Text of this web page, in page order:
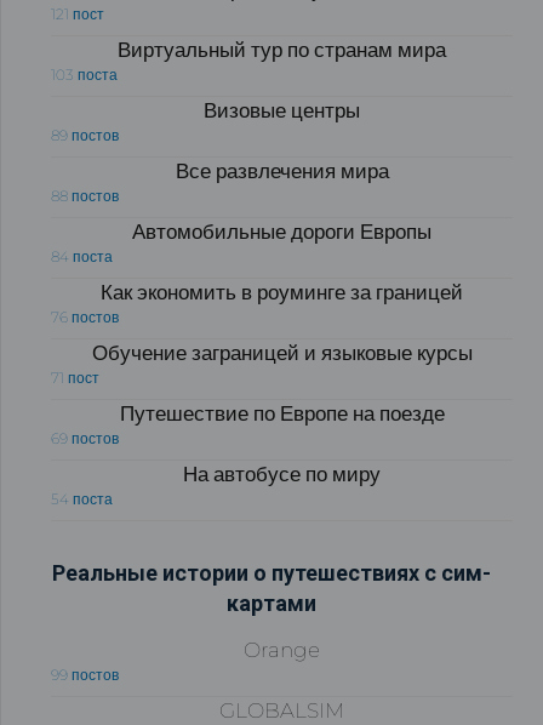
121 пост
Виртуальный тур по странам мира
103 поста
Визовые центры
89 постов
Все развлечения мира
88 постов
Автомобильные дороги Европы
84 поста
Как экономить в роуминге за границей
76 постов
Обучение заграницей и языковые курсы
71 пост
Путешествие по Европе на поезде
69 постов
На автобусе по миру
54 поста
Реальные истории о путешествиях с сим-
картами
Orange
99 постов
GLOBALSIM